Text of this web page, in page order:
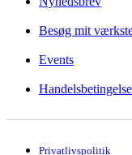
Besøg mit
Events
Privatlivspolitik